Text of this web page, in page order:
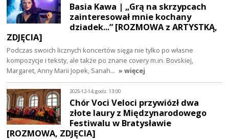
Basia Kawa | „Grą na skrzypcach
zainteresował mnie kochany
dziadek...” [ROZMOWA z ARTYSTKĄ,
ZDJĘCIA]
Podczas swoich licznych koncertów sięga nie tylko po własne
kompozycje i teksty, ale także po znane covery m.in. Bovskiej,
Margaret, Anny Marii Jopek, Sanah… » więcej
2025-12-14, godz. 13:00
Chór Voci Veloci przywiózł dwa
złote laury z Międzynarodowego
Festiwalu w Bratysławie
[ROZMOWA, ZDJĘCIA]